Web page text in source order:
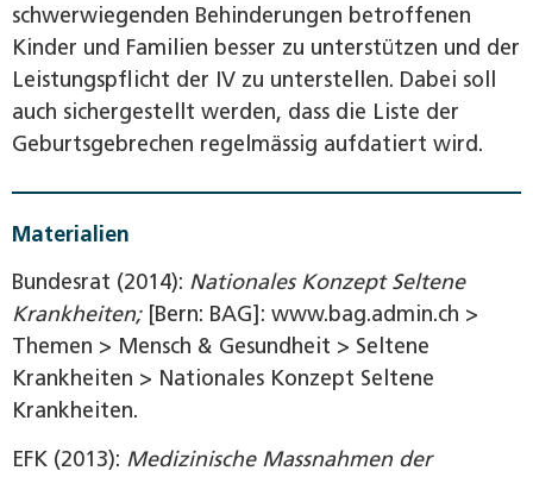
schwerwiegenden Behinderungen betroffenen
Kinder und Familien besser zu unterstützen und der
Leistungspflicht der IV zu unterstellen. Dabei soll
auch sichergestellt werden, dass die Liste der
Geburtsgebrechen regelmässig aufdatiert wird.
Materialien
Bundesrat (2014): Nationales Konzept Seltene
Krankheiten;[Bern: BAG]: www.bag.admin.ch >
Themen > Mensch & Gesundheit > Seltene
Krankheiten > Nationales Konzept Seltene
Krankheiten.
EFK (2013): Medizinische Massnahmen der